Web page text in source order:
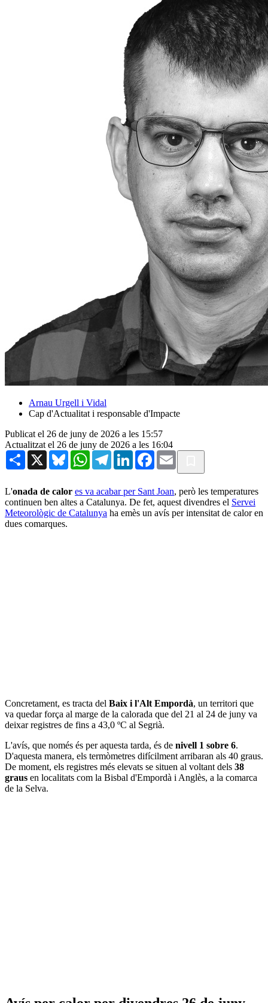
Arnau Urgell i Vidal
Cap d'Actualitat i responsable d'Impacte
Publicat el 26 de juny de 2026 a les 15:57
Actualitzat el 26 de juny de 2026 a les 16:04
Share X BlueskyWhatsAppTelegramLinkedInFacebook
Email
L'onada de calor es va acabar per Sant Joan, però les temperatures
continuen ben altes a Catalunya. De fet, aquest divendres el Servei
Meteorològic de Catalunya ha emès un avís per intensitat de calor en
dues comarques.
Concretament, es tracta del Baix i l'Alt Empordà, un territori que
va quedar força al marge de la calorada que del 21 al 24 de juny va
deixar registres de fins a 43,0 ºC al Segrià.
L'avís, que només és per aquesta tarda, és de nivell 1 sobre 6.
D'aquesta manera, els termòmetres difícilment arribaran als 40 graus.
De moment, els registres més elevats se situen al voltant dels 38
graus en localitats com la Bisbal d'Empordà i Anglès, a la comarca
de la Selva.